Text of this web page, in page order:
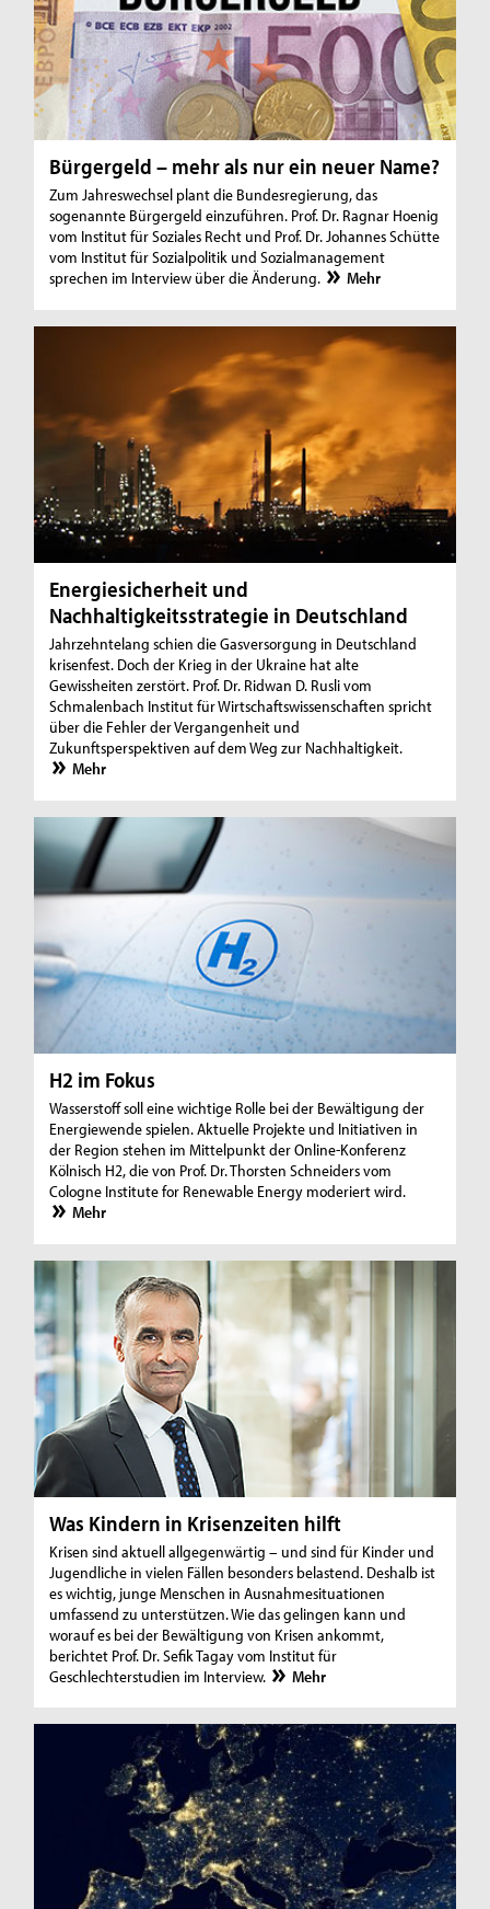
Bürgergeld – mehr als nur ein neuer Name?
Zum Jahreswechsel plant die Bundesregierung, das
sogenannte Bürgergeld einzuführen. Prof. Dr. Ragnar Hoenig
vom Institut für Soziales Recht und Prof. Dr. Johannes Schütte
vom Institut für Sozialpolitik und Sozialmanagement
sprechen im Interview über die Änderung.
Mehr
Energiesicherheit und
Nachhaltigkeitsstrategie in Deutschland
Jahrzehntelang schien die Gasversorgung in Deutschland
krisenfest. Doch der Krieg in der Ukraine hat alte
Gewissheiten zerstört. Prof. Dr. Ridwan D. Rusli vom
Schmalenbach Institut für Wirtschaftswissenschaften spricht
über die Fehler der Vergangenheit und
Zukunftsperspektiven auf dem Weg zur Nachhaltigkeit.
Mehr
H2 im Fokus
Wasserstoff soll eine wichtige Rolle bei der Bewältigung der
Energiewende spielen. Aktuelle Projekte und Initiativen in
der Region stehen im Mittelpunkt der Online-Konferenz
Kölnisch H2, die von Prof. Dr. Thorsten Schneiders vom
Cologne Institute for Renewable Energy moderiert wird.
Mehr
Was Kindern in Krisenzeiten hilft
Krisen sind aktuell allgegenwärtig – und sind für Kinder und
Jugendliche in vielen Fällen besonders belastend. Deshalb ist
es wichtig, junge Menschen in Ausnahmesituationen
umfassend zu unterstützen. Wie das gelingen kann und
worauf es bei der Bewältigung von Krisen ankommt,
berichtet Prof. Dr. Sefik Tagay vom Institut für
Geschlechterstudien im Interview.
Mehr